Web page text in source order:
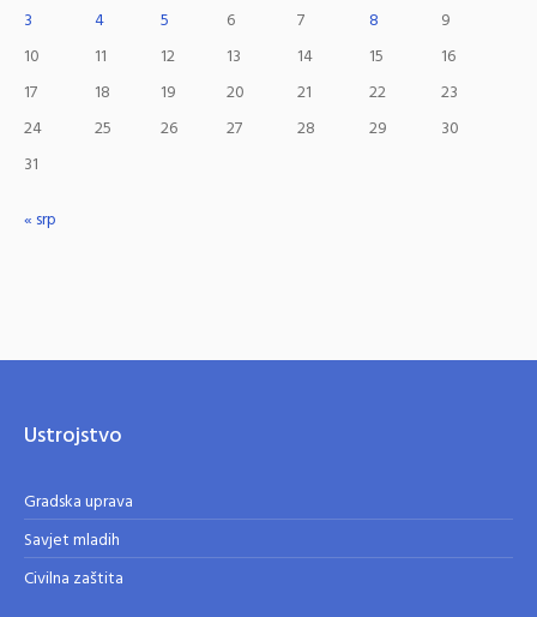
3
4 5 6 7 8
9
10
11 12 13 14 15
16
17
18 19 20 21 22
23
24
25 26 27 28 29
30
31
« srp
Ustrojstvo
Gradska uprava
Savjet mladih
Civilna zaštita